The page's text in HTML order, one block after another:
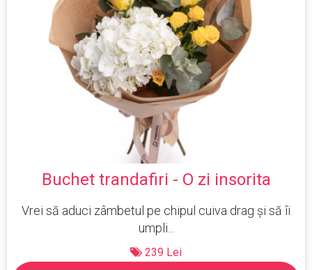
Buchet trandafiri - O zi insorita
Vrei să aduci zâmbetul pe chipul cuiva drag și să îi
umpli...
239 Lei